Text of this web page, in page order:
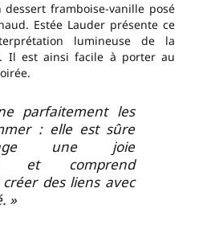
dessert framboise-vanille posé
Estée Lauder présente ce
lumineuse de la
Il est ainsi facile à porter au
parfaitement les
: elle est sûre
une joie
et comprend
des liens avec
»